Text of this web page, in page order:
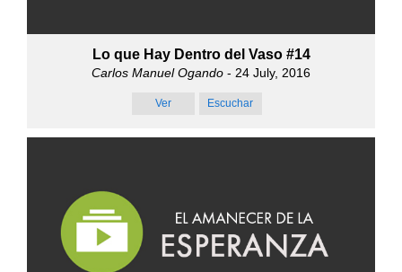
Lo que Hay Dentro del Vaso #14
Carlos Manuel Ogando - 24 July, 2016
Ver Escuchar